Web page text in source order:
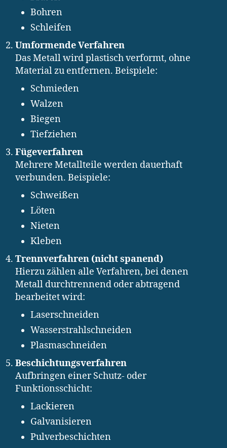
Bohren
Schleifen
Umformende Verfahren
Das Metall wird plastisch verformt, ohne
Material zu entfernen. Beispiele:
Schmieden
Walzen
Biegen
Tiefziehen
Fügeverfahren
Mehrere Metallteile werden dauerhaft
verbunden. Beispiele:
Schweißen
Löten
Nieten
Kleben
Trennverfahren (nicht spanend)
Hierzu zählen alle Verfahren, bei denen
Metall durchtrennend oder abtragend
bearbeitet wird:
Laserschneiden
Wasserstrahlschneiden
Plasmaschneiden
Beschichtungsverfahren
Aufbringen einer Schutz- oder
Funktionsschicht:
Lackieren
Galvanisieren
Pulverbeschichten